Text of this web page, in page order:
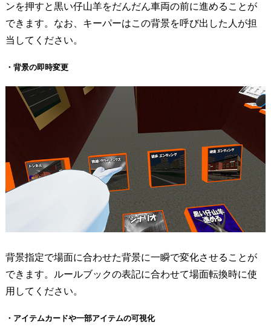
ンを押すと黒い仔山羊をだんだん車両の前に進めることが
できます。なお、キーパーはこの背景を呼び出した人が担
当してください。
・背景の即時変更
背景指定で場面に合わせた背景に一瞬で変化させることが
できます。ルールブックの表記に合わせて場面転換時に使
用してください。
・アイテムカードや一部アイテムの可視化